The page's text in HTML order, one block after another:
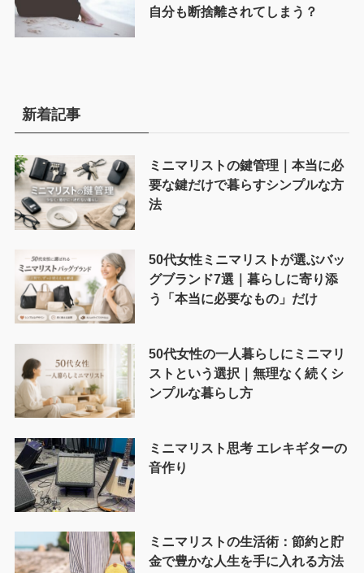
自分も断捨離されてしまう？
新着記事
ミニマリストの鍵管理｜本当に必
要な鍵だけで暮らすシンプルな方
法
50代女性ミニマリストが選ぶバッ
グブランド7選｜暮らしに寄り添
う「本当に必要なもの」だけ
50代女性の一人暮らしにミニマリ
ストという選択｜無理なく続くシ
ンプルな暮らし方
ミニマリスト思考 エレキギターの
音作り
ミニマリストの生活術：節約と貯
金で豊かな人生を手に入れる方法